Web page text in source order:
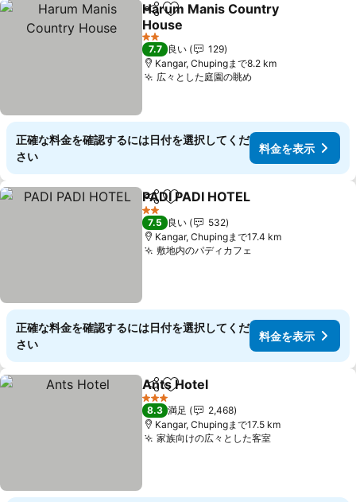
シェアお気に入りに追加
Harum Manis Country
House
料金を表示
2 ホテルのランク
7.7 良い
129
Kangar, Chupingまで8.2 km
広々とした庭園の眺め
正確な料金を確認するには日付を選択してくだ
さい
料金を表示
シェアお気に入りに追加
PADI PADI HOTEL
2 ホテルのランク
7.5 良い
532
Kangar, Chupingまで17.4 km
敷地内のパディカフェ
正確な料金を確認するには日付を選択してくだ
さい
料金を表示
シェアお気に入りに追加
Ants Hotel
3 ホテルのランク
8.3 満足
2,468
Kangar, Chupingまで17.5 km
家族向けの広々とした客室料金を表示